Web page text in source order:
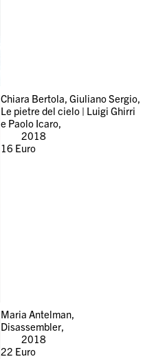
Chiara Bertola, Giuliano Sergio,
Le pietre del cielo | Luigi Ghirri
e Paolo Icaro,
2018
16 Euro
Maria Antelman,
Disassembler,
2018
22 Euro